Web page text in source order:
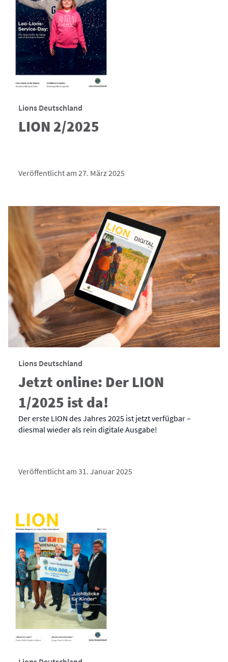
Lions Deutschland
LION 2/2025
Veröffentlicht am 27. März 2025
Lions Deutschland
Jetzt online: Der LION
1/2025 ist da!
Der erste LION des Jahres 2025 ist jetzt verfügbar –
diesmal wieder als rein digitale Ausgabe!
Veröffentlicht am 31. Januar 2025